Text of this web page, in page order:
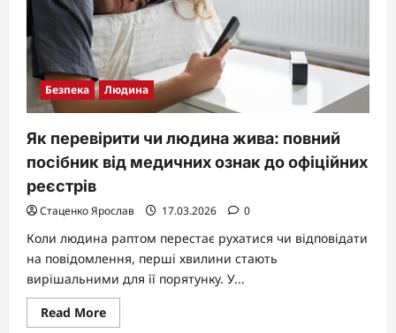
Безпека Людина
Як перевірити чи людина жива: повний
посібник від медичних ознак до офіційних
реєстрів
Стаценко Ярослав 17.03.2026 0
Коли людина раптом перестає рухатися чи відповідати
на повідомлення, перші хвилини стають
вирішальними для її порятунку. У...
Read MoreRead
more